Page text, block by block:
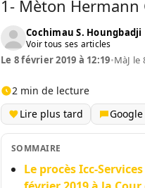
1- Mèton Hermann
Cochimau S. Houngbadji
Voir tous ses articles
Le 8 février 2019 à 12:19•MàJ le
2 min de lecture
Lire plus tard
SOMMAIRE
Le procès Icc-